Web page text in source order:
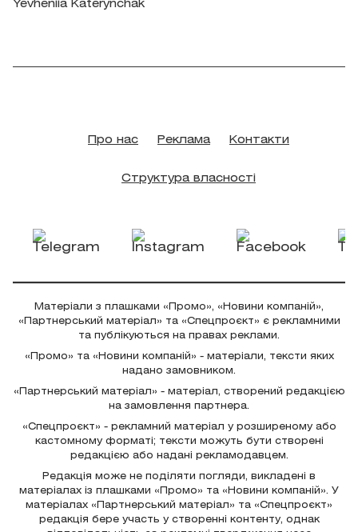
Yevheniia Katerynchak
Про нас Реклама Контакти
Структура власності
Матеріали з плашками «Промо», «Новини компаній»,
«Партнерський матеріал» та «Спецпроєкт» є рекламними
та публікуються на правах реклами.
«Промо» та «Новини компаній» - матеріали, тексти яких
надано замовником.
«Партнерський матеріал» - матеріал, створений редакцією
на замовлення партнера.
«Спецпроєкт» - рекламний матеріал у розширеному або
кастомному форматі; тексти можуть бути створені
редакцією або надані рекламодавцем.
Редакція може не поділяти погляди, викладені в
матеріалах із плашками «Промо» та «Новини компаній». У
матеріалах «Партнерський матеріал» та «Спецпроєкт»
редакція бере участь у створенні контенту, однак